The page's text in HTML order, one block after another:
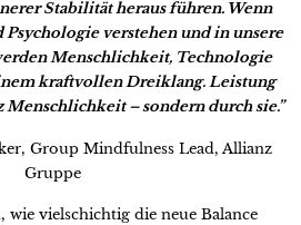
Stabilität heraus führen. Wenn
verstehen und in unsere
Menschlichkeit, Technologie
kraftvollen Dreiklang. Leistung
– sondern durch sie.”
Group Mindfulness Lead, Allianz
Gruppe
vielschichtig die neue Balance